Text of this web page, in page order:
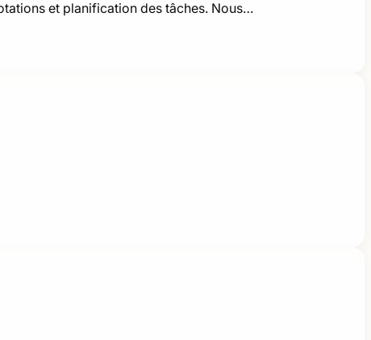
et planification des tâches. Nous…